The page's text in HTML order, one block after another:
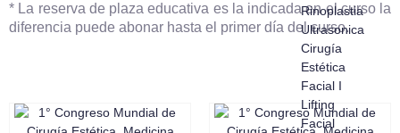
Rinoplastia
Ultrasonica
Cirugía
Estética
Facial I
Lifting
Facial
* La reserva de plaza educativa es la indicada en el curso la
diferencia puede abonar hasta el primer día del curso.